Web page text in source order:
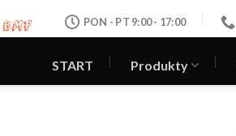
PON - PT 9:00 - 17:00
START Produkty